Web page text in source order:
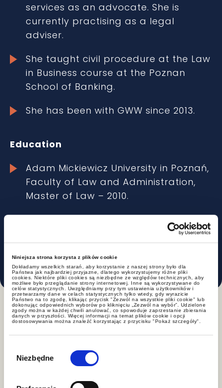
Niniejsza strona korzysta z plików cookie
Dokładamy wszelkich starań, aby korzystanie z naszej strony było dla
Państwa jak najbardziej przyjazne, dlatego wykorzystujemy różne pliki
cookies. Niektóre pliki cookies są niezbędne ze względów technicznych, aby
możliwe było przeglądanie strony internetowej. Inne są wykorzystywane do
celów statystycznych. Uwzględniamy przy tym ustawienia użytkowników i
przetwarzamy dane w celach statystycznych tylko wtedy, gdy wyrazicie
Państwo na to zgodę, klikając przycisk "Zezwól na wszystkie pliki cookie" lub
dokonując odpowiednich wyborów po kliknięciu „Zezwól na wybór”. Udzielone
zgody można w każdej chwili anulować, co spowoduje zaprzestanie zbierania
danych w przyszłości. Więcej informacji na temat plików cookie i opcji
dostosowywania można znaleźć korzystając z przycisku "Pokaż szczegóły".
zgody
Niezbędne
services as an advocate. She is
currently practising as a legal
adviser.
She taught civil procedure at the Law
in Business course at the Poznan
School of Banking.
She has been with GWW since 2013.
Education
Adam Mickiewicz University in Poznań,
Faculty of Law and Administration,
Master of Law – 2010.
Lawyer’s apprenticeship at the
completed with the bar exam – 2014.
Specializations
Civil and commercial contracts